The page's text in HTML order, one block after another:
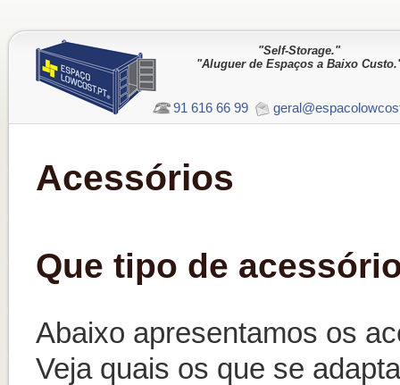
"Self-Storage."
"Aluguer de Espaços a Baixo
91 616 66 99
Acessórios
Que tipo de
Abaixo apresentamos os
Veja quais os que se